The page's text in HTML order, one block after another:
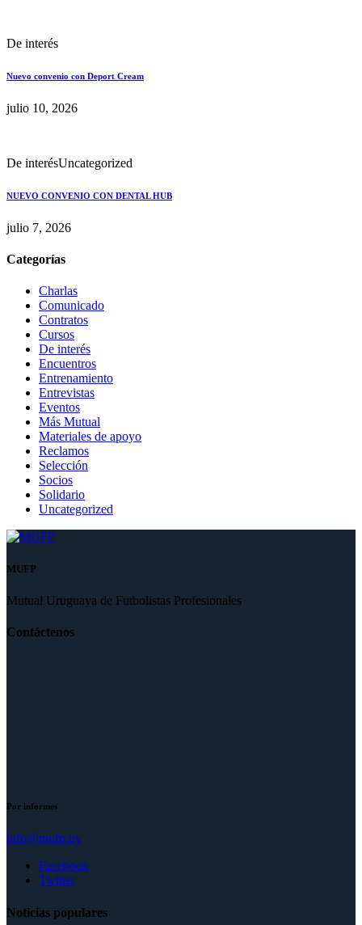
De interés
Nuevo convenio con Deport Cream
julio 10, 2026
De interésUncategorized
NUEVO CONVENIO CON DENTAL HUB
julio 7, 2026
Categorías
Charlas
Comunicado
Contratos
Cursos
De interés
Encuentros
Entrenamiento
Entrevistas
Eventos
Más Mutual
Materiales de apoyo
Reclamos
Selección
Socios
Solidario
Uncategorized
MUFP
Mutual Uruguaya de Futbolistas Profesionales
Contáctenos
Por informes
info@mufp.uy
Facebook
Twitter
Noticias populares